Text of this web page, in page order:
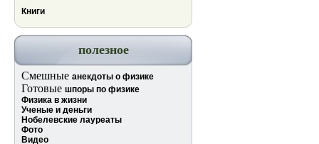
Книги
полезное
Смешные анекдоты о физике
Готовые шпоры по физике
Физика в жизни
Ученые и деньги
Нобелевские лауреаты
Фото
Видео